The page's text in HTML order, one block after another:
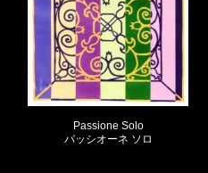
Passione
パッシオーネ